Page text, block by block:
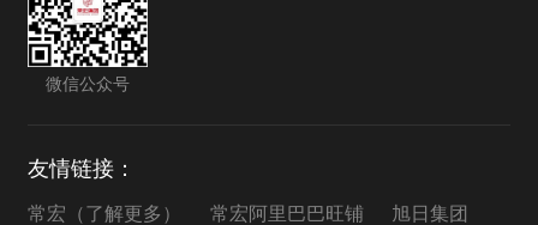
微信公众号
友情链接：
常宏（了解更多） 常宏阿里巴巴旺铺 旭日集团